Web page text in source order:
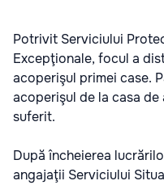
Potrivit Serviciului
Excepţionale, focul a
acoperişul primei case.
acoperişul de la casa
suferit.
După încheierea
angajaţii Serviciului